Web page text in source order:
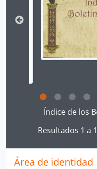
Clicking this
Índice de los
Resultados 1 a
Área de identidad